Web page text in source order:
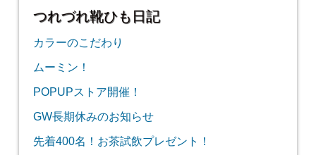
つれづれ靴ひも日記
カラーのこだわり
ムーミン！
POPUPストア開催！
GW長期休みのお知らせ
先着400名！お茶試飲プレゼント！